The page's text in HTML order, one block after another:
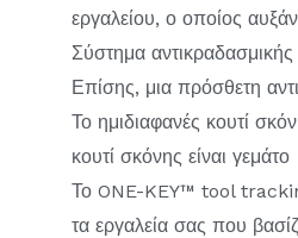
εργαλείου, ο οποίος
Σύστημα
Επίσης, μια πρόσθετη
Το ημιδιαφανές κουτί
κουτί σκόνης είναι γεμάτο
Το ONE-KEY™ tool
τα εργαλεία σας που